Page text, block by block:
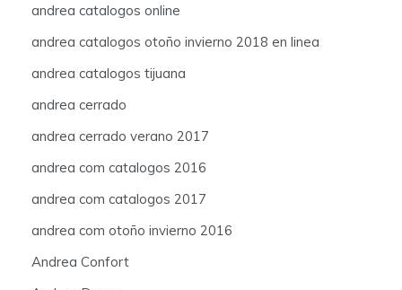
andrea catalogos online
andrea catalogos otoño invierno 2018 en linea
andrea catalogos tijuana
andrea cerrado
andrea cerrado verano 2017
andrea com catalogos 2016
andrea com catalogos 2017
andrea com otoño invierno 2016
Andrea Confort